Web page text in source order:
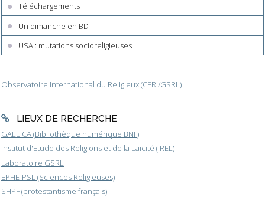
Téléchargements
Un dimanche en BD
USA : mutations socioreligieuses
Observatoire International du Religieux (CERI/GSRL)
LIEUX DE RECHERCHE
GALLICA (Bibliothèque numérique BNF)
Institut d'Etude des Religions et de la Laïcité (IREL)
Laboratoire GSRL
EPHE-PSL (Sciences Religieuses)
SHPF (protestantisme français)